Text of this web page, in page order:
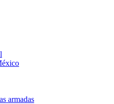
armadas